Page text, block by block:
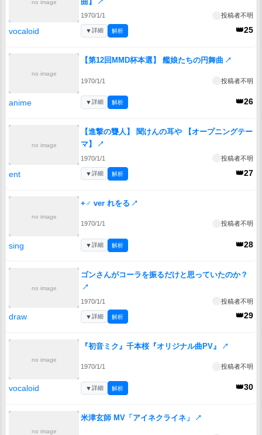
no image
1970/1/1 投稿者不明
vocaloid 👑25
▼詳細 解析
no image
【第12回MMD杯本選】 艦娘たちの円舞曲 ↗
1970/1/1 投稿者不明
anime 👑26
▼詳細 解析
no image
【進撃の聾人】 聞けんの耳や 【オープニングテー
マ】
↗
1970/1/1 投稿者不明
ent 👑27
▼詳細 解析
no image
+♂ ver れをる ↗
1970/1/1 投稿者不明
sing 👑28
▼詳細 解析
no image
ゴンさんがコーラを振るだけと思っていたのか？
↗
1970/1/1 投稿者不明
draw 👑29
▼詳細 解析
no image
『初音ミク』千本桜『オリジナル曲PV』 ↗
1970/1/1 投稿者不明
vocaloid 👑30
▼詳細 解析
no image
米津玄師 MV「アイネクライネ」 ↗